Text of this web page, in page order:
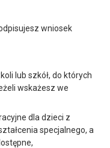
wniosek
lub szkół, do których
wskażesz we
dla dzieci z
specjalnego, a